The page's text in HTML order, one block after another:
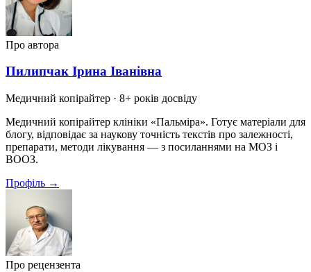
Про автора
Пилипчак Ірина Іванівна
Медичний копірайтер · 8+ років досвіду
Медичний копірайтер клініки «Пальміра». Готує матеріали для
блогу, відповідає за наукову точність текстів про залежності,
препарати, методи лікування — з посиланнями на МОЗ і
ВООЗ.
Профіль →
Про рецензента